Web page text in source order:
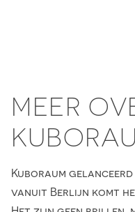
MEER
Kuboraum
vanuit Berlijn komt